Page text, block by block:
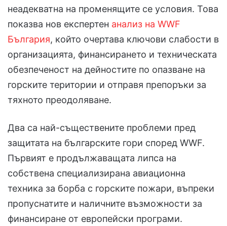
неадекватна на променящите се условия. Това
показва нов експертен анализ на WWF
България, който очертава ключови слабости в
организацията, финансирането и техническата
обезпеченост на дейностите по опазване на
горските територии и отправя препоръки за
тяхното преодоляване.
Два са най-съществените проблеми пред
защитата на българските гори според WWF.
Първият е продължаващата липса на
собствена специализирана авиационна
техника за борба с горските пожари, въпреки
пропуснатите и наличните възможности за
финансиране от европейски програми.